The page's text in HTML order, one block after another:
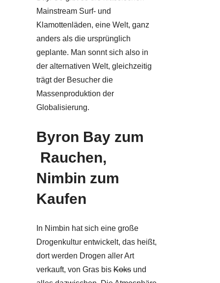
Mainstream Surf- und
Klamottenläden, eine Welt, ganz
anders als die ursprünglich
geplante. Man sonnt sich also in
der alternativen Welt, gleichzeitig
trägt der Besucher die
Massenproduktion der
Globalisierung.
Byron Bay zum
Rauchen,
Nimbin zum
Kaufen
In Nimbin hat sich eine große
Drogenkultur entwickelt, das heißt,
dort werden Drogen aller Art
verkauft, von Gras bis Koks und